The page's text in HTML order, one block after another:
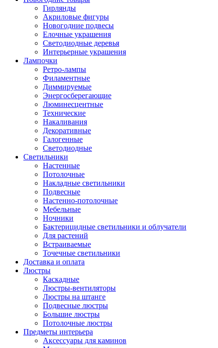
Гирлянды
Акриловые фигуры
Новогодние подвесы
Елочные украшения
Светодиодные деревья
Интерьерные украшения
Лампочки
Ретро-лампы
Филаментные
Диммируемые
Энергосберегающие
Люминесцентные
Технические
Накаливания
Декоративные
Галогенные
Светодиодные
Светильники
Настенные
Потолочные
Накладные светильники
Подвесные
Настенно-потолочные
Мебельные
Ночники
Бактерицидные светильники и облучатели
Для растений
Встраиваемые
Точечные светильники
Доставка и оплата
Люстры
Каскадные
Люстры-вентиляторы
Люстры на штанге
Подвесные люстры
Большие люстры
Потолочные люстры
Предметы интерьера
Аксессуары для каминов